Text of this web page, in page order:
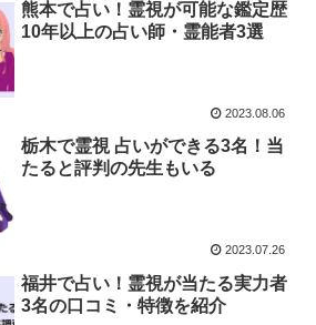
熊本で占い！霊視が可能な鑑定歴
10年以上の占い師・霊能者3選
2023.08.06
栃木で霊視 占いができる3名！当
たると評判の先生もいる
2023.07.26
福井で占い！霊視が当たる実力者
3名の口コミ・特徴を紹介